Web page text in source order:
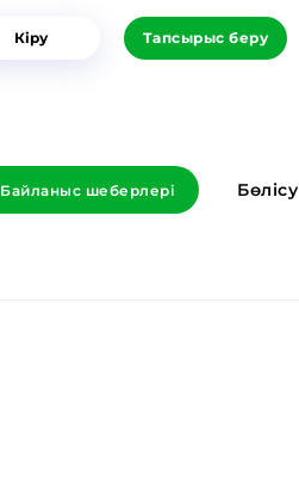
Кіру Тапсырыс беру
Байланыс шеберлері Бөлісу